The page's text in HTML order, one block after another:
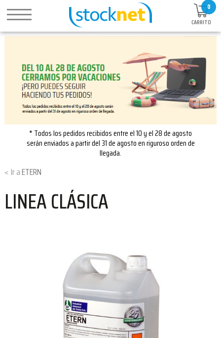
0
CARRITO
* Todos los pedidos recibidos entre el 10 y el 28 de agosto
serán enviados a partir del 31 de agosto en riguroso orden de
llegada.
ETERN
LINEA CLÁSICA